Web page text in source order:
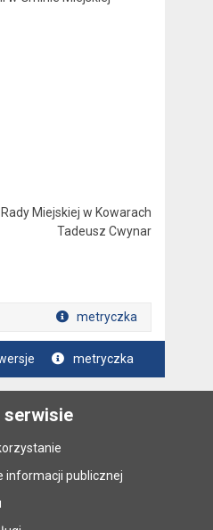
Miejskiej w Kowarach
Tadeusz Cwynar
metryczka
metryczka
serwisie
informacji publicznej